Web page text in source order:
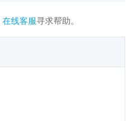
在线客服寻求帮助。